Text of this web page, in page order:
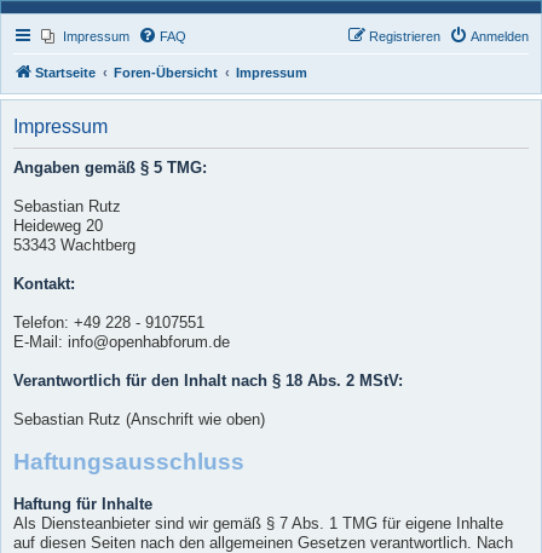
Impressum FAQ Anmelden
Registrieren
Startseite Foren-Übersicht Impressum
Impressum
Angaben gemäß § 5 TMG:
Sebastian Rutz
Heideweg 20
53343 Wachtberg
Kontakt:
Telefon: +49 228 - 9107551
E-Mail: info@openhabforum.de
Verantwortlich für den Inhalt nach § 18 Abs. 2 MStV:
Sebastian Rutz (Anschrift wie oben)
Haftungsausschluss
Haftung für Inhalte
Als Diensteanbieter sind wir gemäß § 7 Abs. 1 TMG für eigene Inhalte
auf diesen Seiten nach den allgemeinen Gesetzen verantwortlich. Nach